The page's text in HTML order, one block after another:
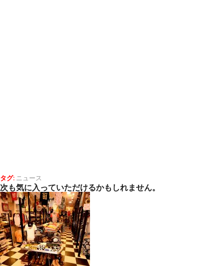
タグ: ニュース
次も気に入っていただけるかもしれません。